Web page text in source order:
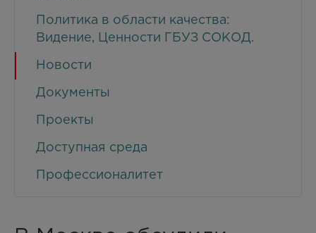
Политика в области качества:
Видение, Ценности ГБУЗ СОКОД.
Новости
Документы
Проекты
Доступная среда
Профессионалитет